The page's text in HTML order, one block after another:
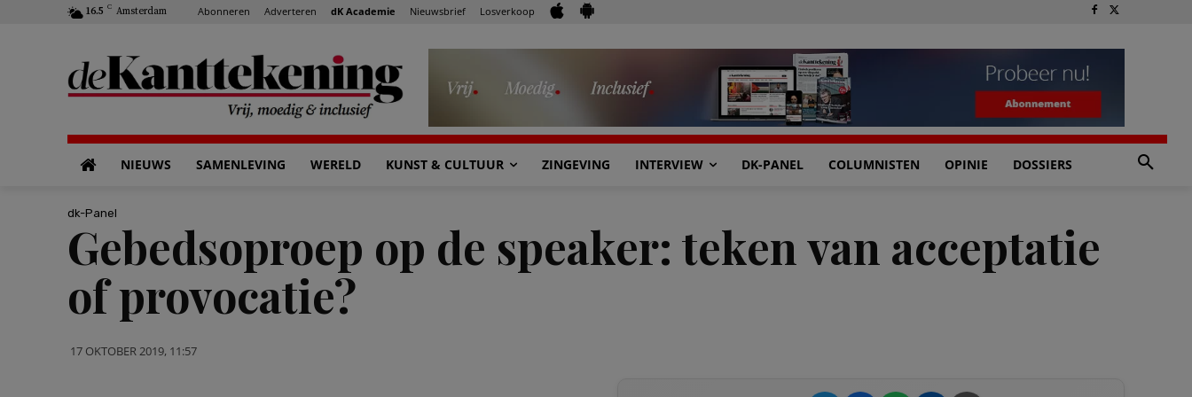
16.5 C Amsterdam Abonneren Adverteren dK Academie Nieuwsbrief Losverkoop
NIEUWS SAMENLEVING WERELD KUNST & CULTUUR ZINGEVING INTERVIEW DK-PANEL COLUMNISTEN OPINIE DOSSIERS
dk-Panel
Gebedsoproep op de speaker: teken van acceptatie
of provocatie?
17 OKTOBER 2019, 11:57